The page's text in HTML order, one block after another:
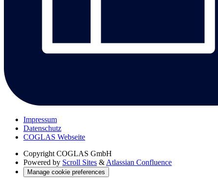
Impressum
Datenschutz
COGLAS Webseite
Copyright COGLAS GmbH
Powered by Scroll Sites & Atlassian Confluence
Manage cookie preferences